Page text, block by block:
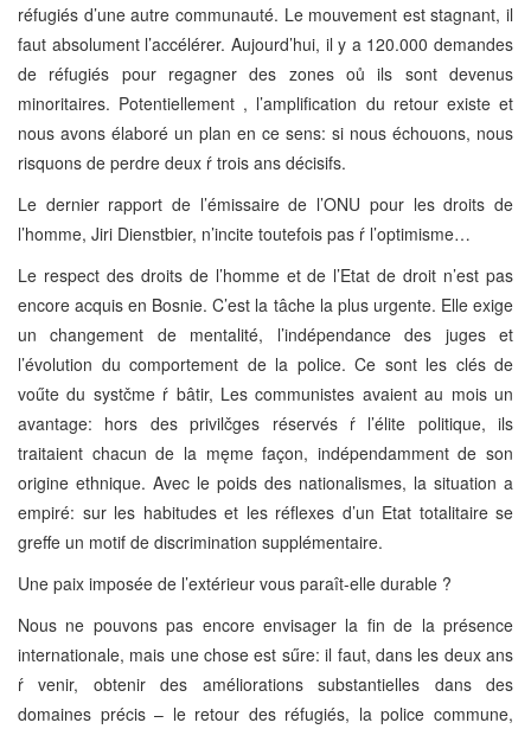
réfugiés d’une autre communauté. Le mouvement est stagnant, il
faut absolument l’accélérer. Aujourd’hui, il y a 120.000 demandes
de réfugiés pour regagner des zones oů ils sont devenus
minoritaires. Potentiellement , l’amplification du retour existe et
nous avons élaboré un plan en ce sens: si nous échouons, nous
risquons de perdre deux ŕ trois ans décisifs.
Le dernier rapport de l’émissaire de l’ONU pour les droits de
l’homme, Jiri Dienstbier, n’incite toutefois pas ŕ l’optimisme…
Le respect des droits de l’homme et de l’Etat de droit n’est pas
encore acquis en Bosnie. C’est la tâche la plus urgente. Elle exige
un changement de mentalité, l’indépendance des juges et
l’évolution du comportement de la police. Ce sont les clés de
voűte du systčme ŕ bâtir, Les communistes avaient au mois un
avantage: hors des privilčges réservés ŕ l’élite politique, ils
traitaient chacun de la męme façon, indépendamment de son
origine ethnique. Avec le poids des nationalismes, la situation a
empiré: sur les habitudes et les réflexes d’un Etat totalitaire se
greffe un motif de discrimination supplémentaire.
Une paix imposée de l’extérieur vous paraît-elle durable ?
Nous ne pouvons pas encore envisager la fin de la présence
internationale, mais une chose est sűre: il faut, dans les deux ans
ŕ venir, obtenir des améliorations substantielles dans des
domaines précis – le retour des réfugiés, la police commune,